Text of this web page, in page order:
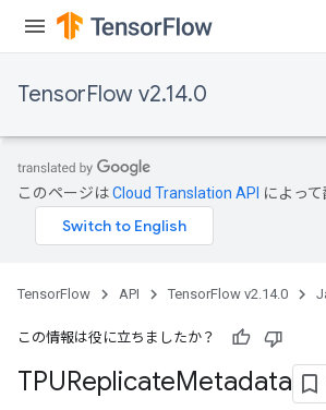
TensorFlow v2.14.0
このページはCloud Translation API によって
TensorFlow API TensorFlow v2.14.0
この情報は役に立ちましたか？
TPUReplicateMetadata